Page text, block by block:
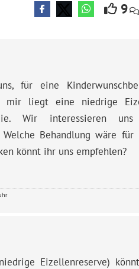
9
für eine
mir liegt eine niedrige
Wir interessieren
Welche Behandlung wäre
könnt ihr uns empfehlen?
Eizellenreserve)